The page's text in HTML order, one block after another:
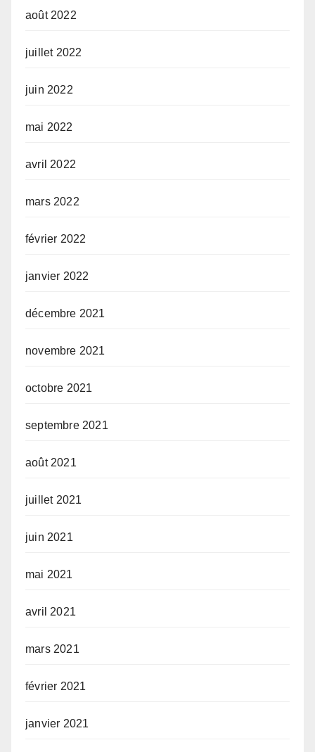
août 2022
juillet 2022
juin 2022
mai 2022
avril 2022
mars 2022
février 2022
janvier 2022
décembre 2021
novembre 2021
octobre 2021
septembre 2021
août 2021
juillet 2021
juin 2021
mai 2021
avril 2021
mars 2021
février 2021
janvier 2021